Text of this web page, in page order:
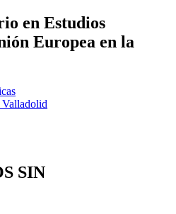
en Estudios
Europea en la
SIN